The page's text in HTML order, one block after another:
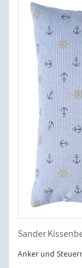
Sander
Anker und